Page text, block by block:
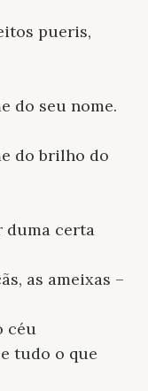
pueris,
do seu nome.
do brilho do
duma certa
as ameixas –
céu
tudo o que